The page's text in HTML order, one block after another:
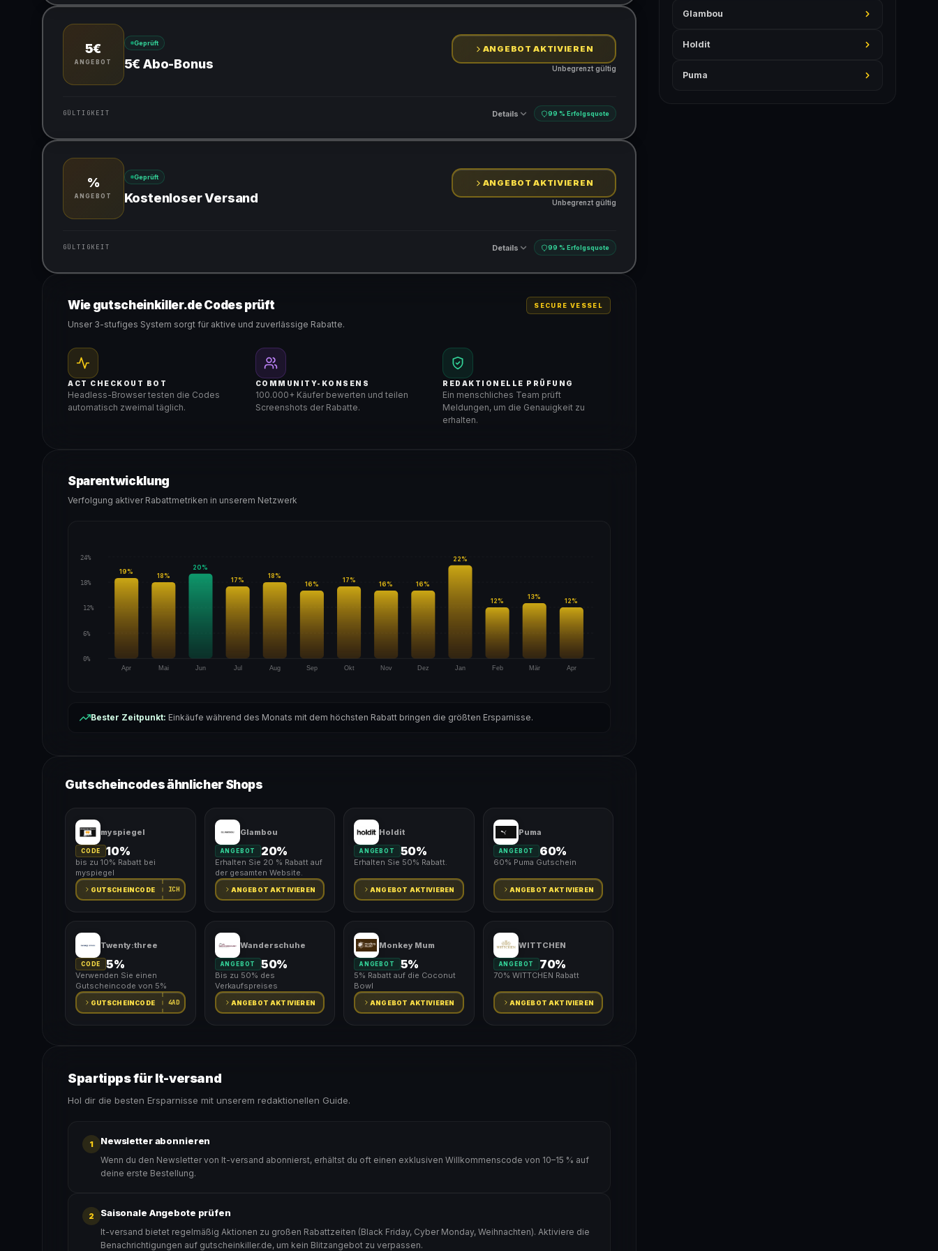
Gültig für teilnehmende Produkte
5€
ANGEBOT
Geprüft
5€ Abo-Bonus
ANGEBOT AKTIVIEREN
Unbegrenzt gültig
GÜLTIGKEIT Details 99 % Erfolgsquote
Gültig für teilnehmende Produkte
%
ANGEBOT
Geprüft
Kostenloser Versand
ANGEBOT AKTIVIEREN
Unbegrenzt gültig
GÜLTIGKEIT Details 99 % Erfolgsquote
Gültig für teilnehmende Produkte
Wie gutscheinkiller.de Codes prüft
Unser 3-stufiges System sorgt für aktive und zuverlässige Rabatte.
SECURE VESSEL
ACT CHECKOUT BOT
Headless-Browser testen die Codes
automatisch zweimal täglich.
COMMUNITY-KONSENS
100.000+ Käufer bewerten und teilen
Screenshots der Rabatte.
REDAKTIONELLE PRÜFUNG
Ein menschliches Team prüft
Meldungen, um die Genauigkeit zu
erhalten.
Sparentwicklung
Verfolgung aktiver Rabattmetriken in unserem Netzwerk
24%
18%
12%
6%
0%
Apr
19%
Mai
18%
Jun
20%
Jul
17%
Aug
18%
Sep
16%
Okt
17%
Nov
16%
Dez
16%
Jan
22%
Feb
12%
Mär
13%
Apr
12%
Bester Zeitpunkt: Einkäufe während des Monats mit dem höchsten Rabatt bringen die größten Ersparnisse.
Gutscheincodes ähnlicher Shops
myspiegel
CODE 10%
bis zu 10% Rabatt bei
myspiegel
GUTSCHEINCODE ICH
Glambou
ANGEBOT 20%
Erhalten Sie 20 % Rabatt auf
der gesamten Website.
ANGEBOT AKTIVIEREN
Holdit
ANGEBOT 50%
Erhalten Sie 50% Rabatt.
ANGEBOT AKTIVIEREN
Puma
ANGEBOT 60%
60% Puma Gutschein
ANGEBOT AKTIVIEREN
Twenty:three
CODE 5%
Verwenden Sie einen
Gutscheincode von 5%
GUTSCHEINCODE 4AD
Wanderschuhe
ANGEBOT 50%
Bis zu 50% des
Verkaufspreises
ANGEBOT AKTIVIEREN
Monkey Mum
ANGEBOT 5%
5% Rabatt auf die Coconut
Bowl
ANGEBOT AKTIVIEREN
WITTCHEN
ANGEBOT 70%
70% WITTCHEN Rabatt
ANGEBOT AKTIVIEREN
Spartipps für It-versand
Hol dir die besten Ersparnisse mit unserem redaktionellen Guide.
1 Newsletter abonnieren
Wenn du den Newsletter von It-versand abonnierst, erhältst du oft einen exklusiven Willkommenscode von 10–15 % auf
deine erste Bestellung.
2 Saisonale Angebote prüfen
It-versand bietet regelmäßig Aktionen zu großen Rabattzeiten (Black Friday, Cyber Monday, Weihnachten). Aktiviere die
Benachrichtigungen auf gutscheinkiller.de, um kein Blitzangebot zu verpassen.
Glambou
Holdit
Puma